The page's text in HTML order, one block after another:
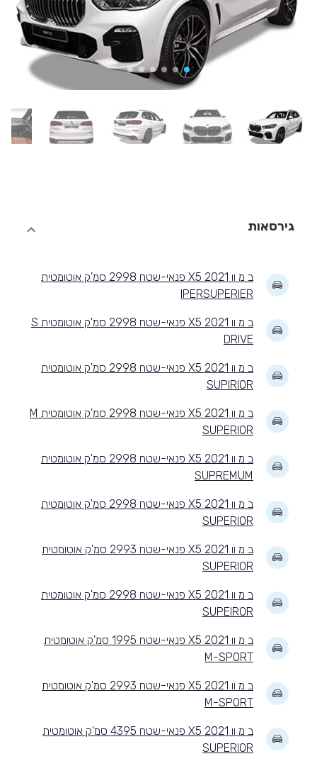
גירסאות
ב מ וו X5 2021 פנאי-שטח 2998 סמ'ק אוטומטית
IPERSUPERIER
ב מ וו X5 2021 פנאי-שטח 2998 סמ'ק אוטומטית S
DRIVE
ב מ וו X5 2021 פנאי-שטח 2998 סמ'ק אוטומטית
SUPIRIOR
ב מ וו X5 2021 פנאי-שטח 2998 סמ'ק אוטומטית M
SUPERIOR
ב מ וו X5 2021 פנאי-שטח 2998 סמ'ק אוטומטית
SUPREMUM
ב מ וו X5 2021 פנאי-שטח 2998 סמ'ק אוטומטית
SUPERIOR
ב מ וו X5 2021 פנאי-שטח 2993 סמ'ק אוטומטית
SUPERIOR
ב מ וו X5 2021 פנאי-שטח 2998 סמ'ק אוטומטית
SUPEIROR
ב מ וו X5 2021 פנאי-שטח 1995 סמ'ק אוטומטית
M-SPORT
ב מ וו X5 2021 פנאי-שטח 2993 סמ'ק אוטומטית
M-SPORT
ב מ וו X5 2021 פנאי-שטח 4395 סמ'ק אוטומטית
SUPERIOR